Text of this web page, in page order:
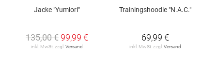
Jacke "Yumiori"
135,00 € 99,99 €
inkl. MwSt. zzgl. Versand
Trainingshoodie "N.A.C."
69,99 €
inkl. MwSt. zzgl. Versand